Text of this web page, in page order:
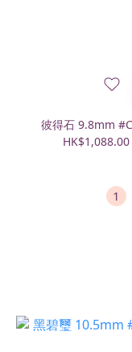
彼得石 9.8mm
HK$1,088.00
1